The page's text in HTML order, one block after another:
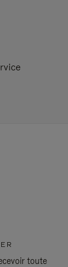
toute